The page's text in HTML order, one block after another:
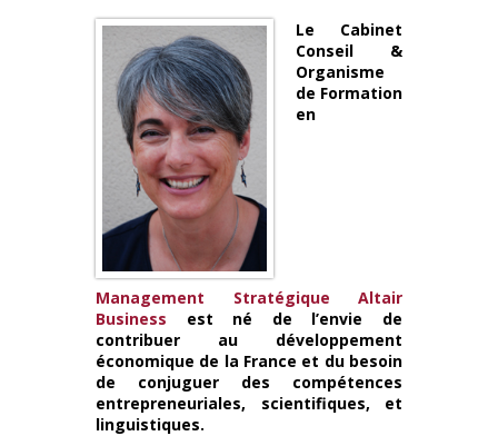
Le Cabinet
Conseil &
Organisme
de Formation
en
Management Stratégique
Altair
Business est né de l’envie de
contribuer au développement
économique de la France et du besoin
de conjuguer des compétences
entrepreneuriales, scientifiques, et
linguistiques.